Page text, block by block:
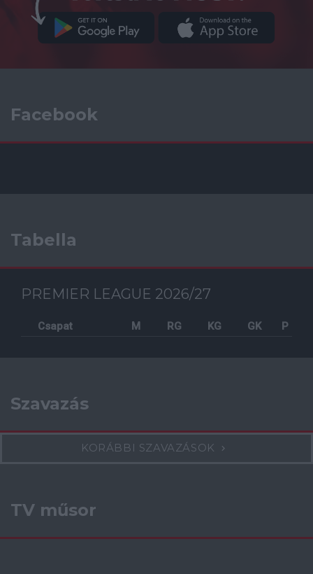
Facebook
Tabella
PREMIER LEAGUE 2026/27
Csapat M RG KG GK P
Szavazás
KORÁBBI SZAVAZÁSOK
TV műsor